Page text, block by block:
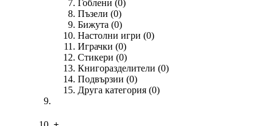
Гоблени (0)
Пъзели (0)
Бижута (0)
Настолни игри (0)
Играчки (0)
Стикери (0)
Книгоразделители (0)
Подвързии (0)
Друга категория (0)